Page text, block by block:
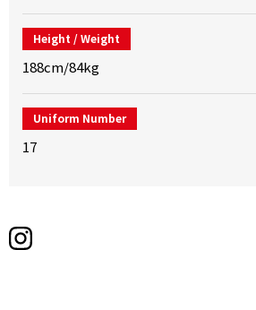
Height / Weight
188cm/84kg
Uniform Number
17